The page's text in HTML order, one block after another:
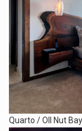
Quarto / OIl Nut Bay